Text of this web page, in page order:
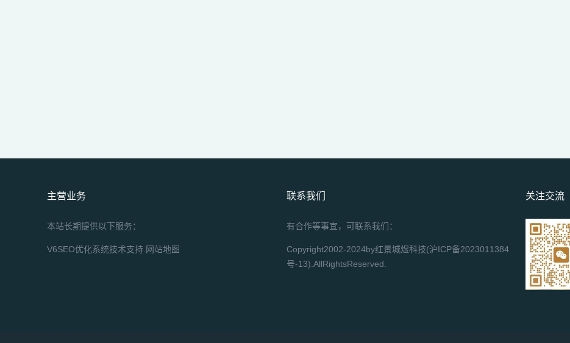
主营业务
本站长期提供以下服务：
V6SEO优化系统技术支持. 网站地图
联系我们
有合作等事宜，可联系我们：
Copyright2002-2024by红景城煜科技(沪ICP备2023011384
号-13).AllRightsReserved.
关注交流